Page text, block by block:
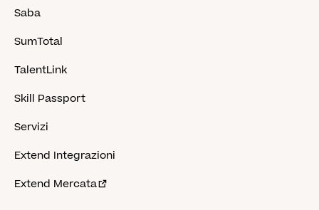
Saba
SumTotal
TalentLink
Skill Passport
Servizi
Extend Integrazioni
Extend Mercata